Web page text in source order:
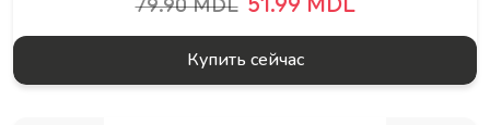
79.90 MDL 51.99 MDL
Купить сейчас